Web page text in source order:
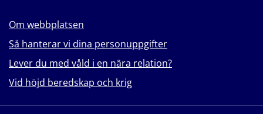
Om webbplatsen
Så hanterar vi dina personuppgifter
Lever du med våld i en nära relation?
Vid höjd beredskap och krig